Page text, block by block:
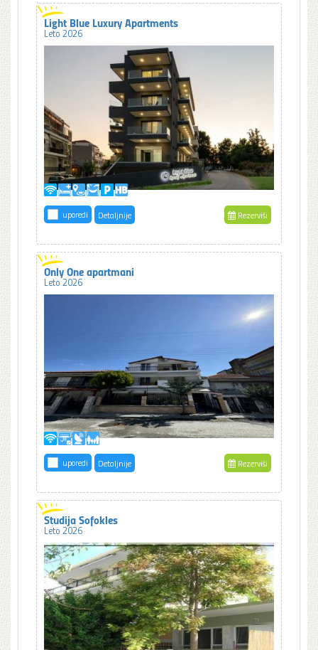
Light Blue Luxury Apartments
Leto 2026
uporedi Detaljnije Rezerviši
Only One apartmani
Leto 2026
uporedi Detaljnije Rezerviši
Studija Sofokles
Leto 2026